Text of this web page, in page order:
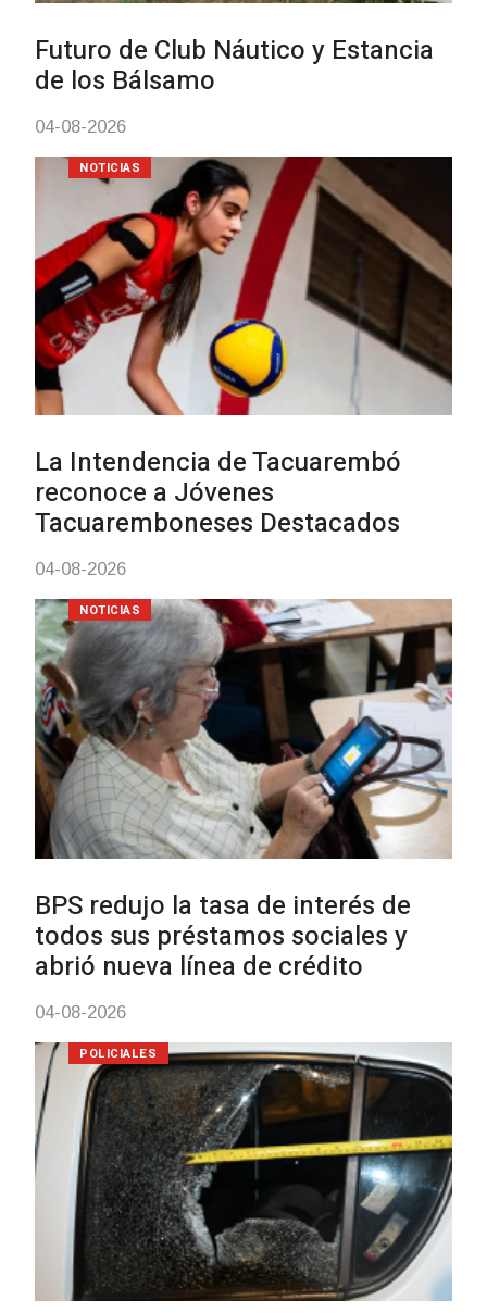
mayores
vacunación contra el
meningococo
personas en situación de
discapacidad
03-08-2026
Siniestro laboral con tiernizadora
de carne
01-08-2026
Inauguran Destacamento de la
Republicana en Durazno
31-07-2026
NOTICIAS